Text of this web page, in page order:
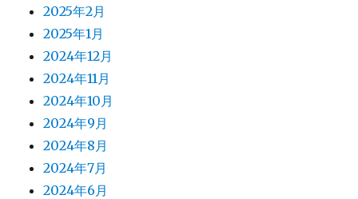
2025年2月
2025年1月
2024年12月
2024年11月
2024年10月
2024年9月
2024年8月
2024年7月
2024年6月